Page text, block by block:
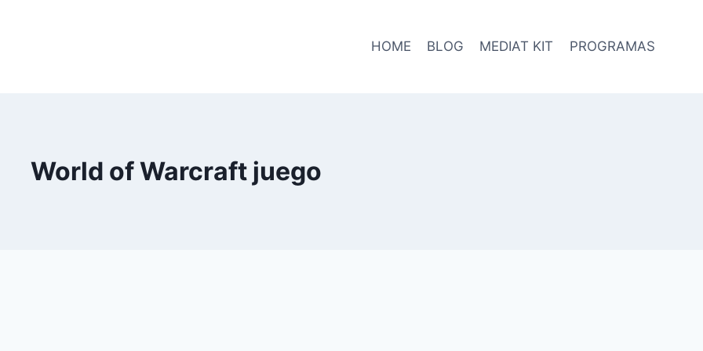
HOME BLOG MEDIAT KIT PROGRAMAS
World of Warcraft juego